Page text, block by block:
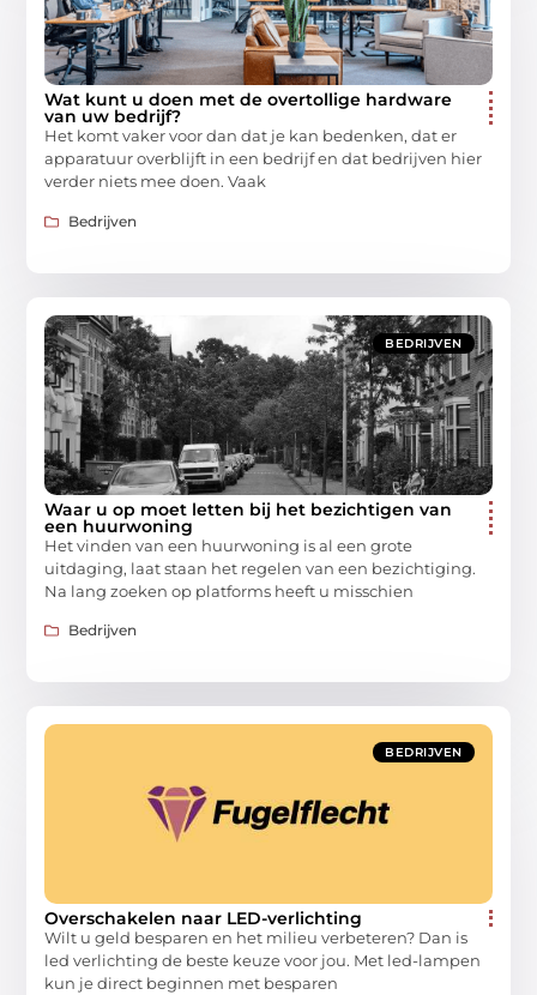
Wat kunt u doen met de overtollige hardware
van uw bedrijf?
Het komt vaker voor dan dat je kan bedenken, dat er
apparatuur overblijft in een bedrijf en dat bedrijven hier
verder niets mee doen. Vaak
Bedrijven
BEDRIJVEN
Waar u op moet letten bij het bezichtigen van
een huurwoning
Het vinden van een huurwoning is al een grote
uitdaging, laat staan het regelen van een bezichtiging.
Na lang zoeken op platforms heeft u misschien
Bedrijven
BEDRIJVEN
Overschakelen naar LED-verlichting
Wilt u geld besparen en het milieu verbeteren? Dan is
led verlichting de beste keuze voor jou. Met led-lampen
kun je direct beginnen met besparen